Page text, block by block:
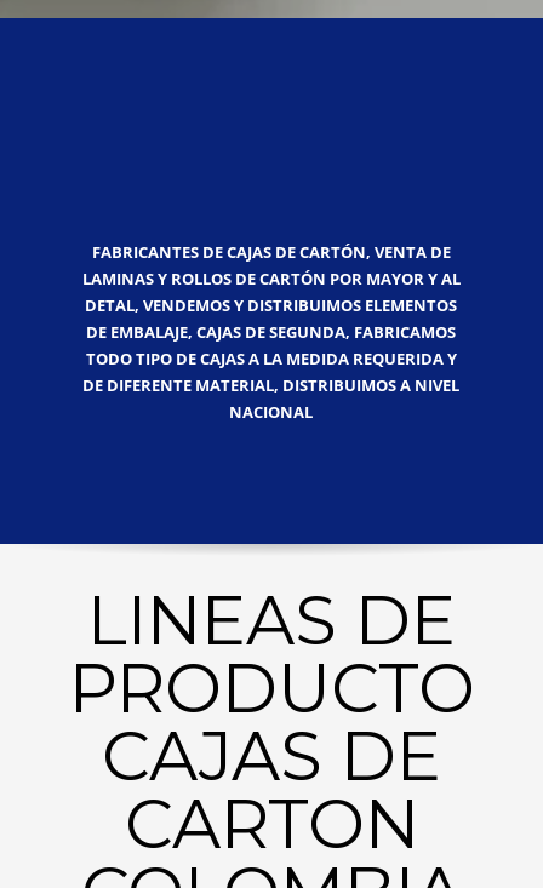
FABRICANTES DE CAJAS DE CARTÓN, VENTA DE
LAMINAS Y ROLLOS DE CARTÓN POR MAYOR Y AL
DETAL, VENDEMOS Y DISTRIBUIMOS ELEMENTOS
DE EMBALAJE, CAJAS DE SEGUNDA, FABRICAMOS
TODO TIPO DE CAJAS A LA MEDIDA REQUERIDA Y
DE DIFERENTE MATERIAL, DISTRIBUIMOS A NIVEL
NACIONAL
LINEAS DE
PRODUCTO
CAJAS DE
CARTON